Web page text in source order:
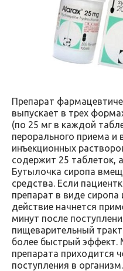
Препарат
выпускает в трех
(по 25 мг в каждой
перорального приема
инъекционных
содержит 25 таблеток,
Бутылочка сиропа
средства. Если
препарат в виде сиропа
действие начнется
минут после
пищеварительный
более быстрый эффект.
препарата приходится
поступления в организм.